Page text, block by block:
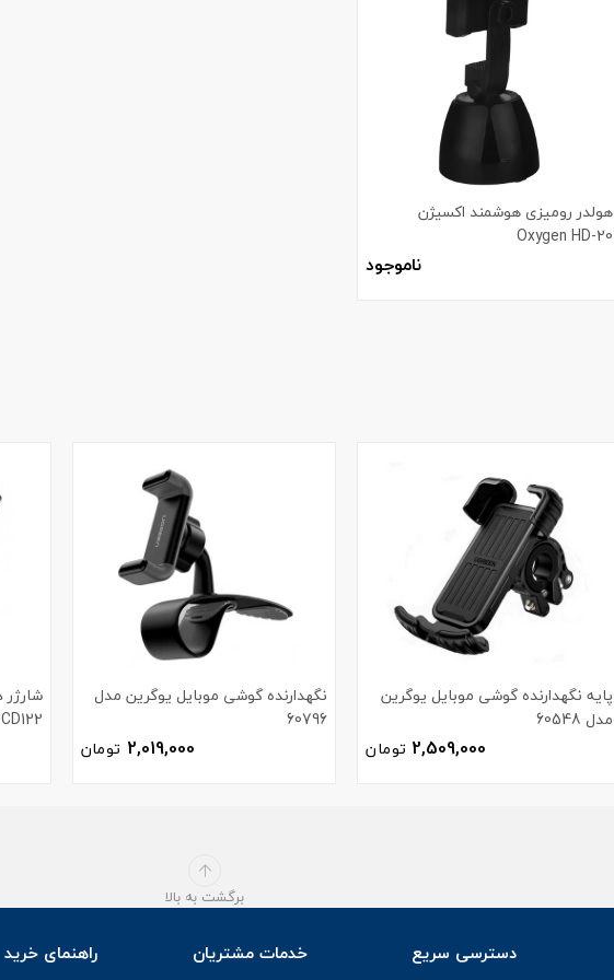
هولدر رومیزی هوشمند اکسیژن
Oxygen HD-20
ناموجود
پایه نگهدارنده گوشی موبایل یوگرین
مدل 60548
2,509,000 تومان
نگهدارنده گوشی موبایل یوگرین مدل
60796
2,019,000 تومان
CD122 کد 70273
برگشت به بالا
دسترسی سریع خدمات مشتریان راهنمای خرید